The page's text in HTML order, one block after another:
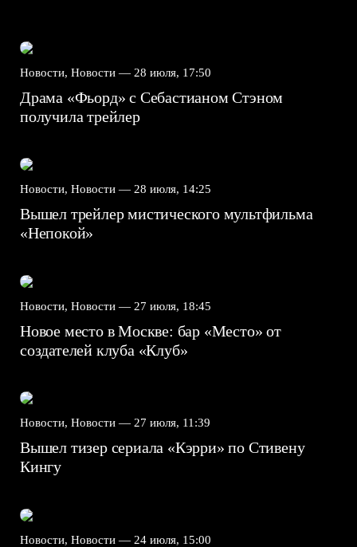
Новости, Новости — 28 июля, 17:50
Драма «Фьорд» с Себастианом Стэном
получила трейлер
Новости, Новости — 28 июля, 14:25
Вышел трейлер мистического мультфильма
«Непокой»
Новости, Новости — 27 июля, 18:45
Новое место в Москве: бар «Место» от
создателей клуба «Клуб»
Новости, Новости — 27 июля, 11:39
Вышел тизер сериала «Кэрри» по Стивену
Кингу
Новости, Новости — 24 июля, 15:00